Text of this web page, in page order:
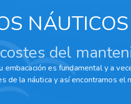
del
embacación es fundamental y a
de la náutica y así encontramos el